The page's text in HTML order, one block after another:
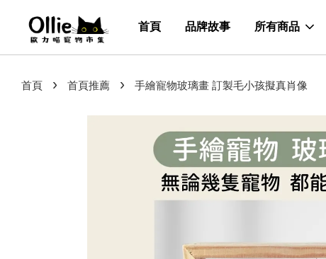
首頁 品牌故事 所有商品
首頁 › 首頁推薦 › 手繪寵物玻璃畫 訂製毛小孩擬真肖像